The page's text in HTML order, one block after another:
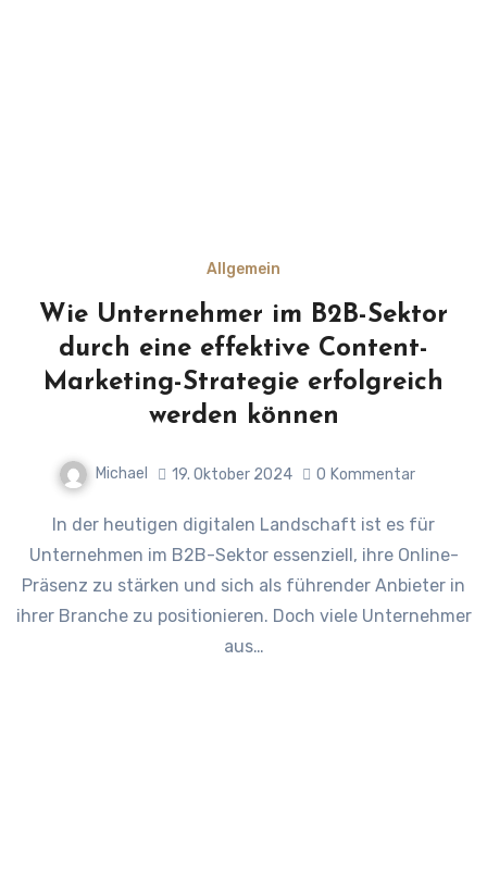
Allgemein
Wie Unternehmer im B2B-Sektor
durch eine effektive Content-
Marketing-Strategie erfolgreich
werden können
Michael 19. Oktober 2024 0 Kommentar
Unternehmen im B2B-Sektor essenziell, ihre Online-
Präsenz zu stärken und sich als führender Anbieter in
ihrer Branche zu positionieren. Doch viele Unternehmer
aus…